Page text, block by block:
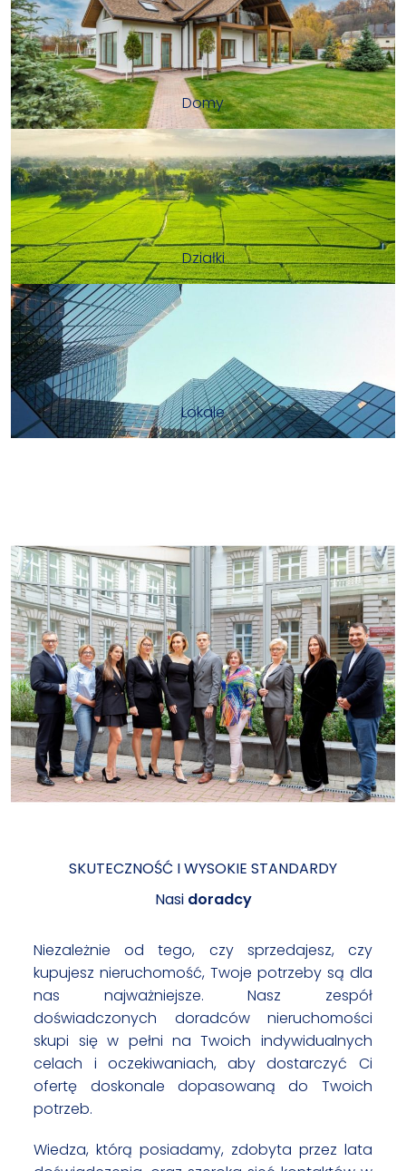
Domy
Działki
Lokale
SKUTECZNOŚĆ I WYSOKIE STANDARDY
Nasi doradcy
Niezależnie od tego, czy sprzedajesz, czy
kupujesz nieruchomość, Twoje potrzeby są dla
nas najważniejsze. Nasz zespół
doświadczonych doradców nieruchomości
skupi się w pełni na Twoich indywidualnych
celach i oczekiwaniach, aby dostarczyć Ci
ofertę doskonale dopasowaną do Twoich
potrzeb.
Wiedza, którą posiadamy, zdobyta przez lata